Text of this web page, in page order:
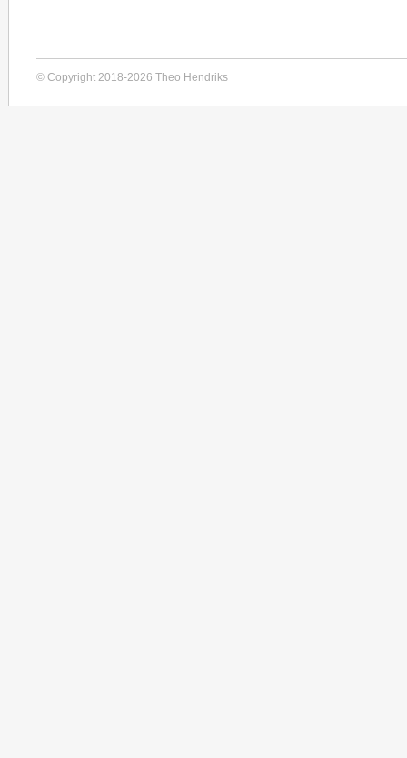
© Copyright 2018-2026 Theo Hendriks